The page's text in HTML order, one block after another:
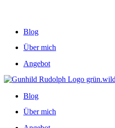
Blog
Über mich
Angebot
Blog
Über mich